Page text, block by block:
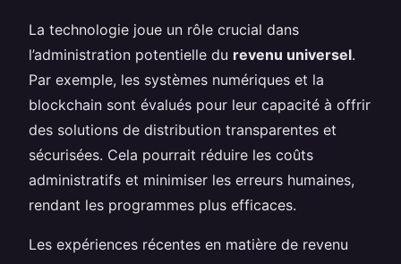
La technologie joue un rôle crucial dans
l’administration potentielle du revenu universel.
Par exemple, les systèmes numériques et la
blockchain sont évalués pour leur capacité à offrir
des solutions de distribution transparentes et
sécurisées. Cela pourrait réduire les coûts
administratifs et minimiser les erreurs humaines,
rendant les programmes plus efficaces.
Les expériences récentes en matière de revenu